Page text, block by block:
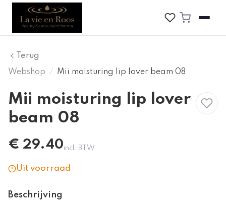
Terug
Webshop
/ Mii moisturing lip lover beam 08
Mii moisturing lip lover
beam 08
€ 29.40incl. BTW
Uit voorraad
Beschrijving